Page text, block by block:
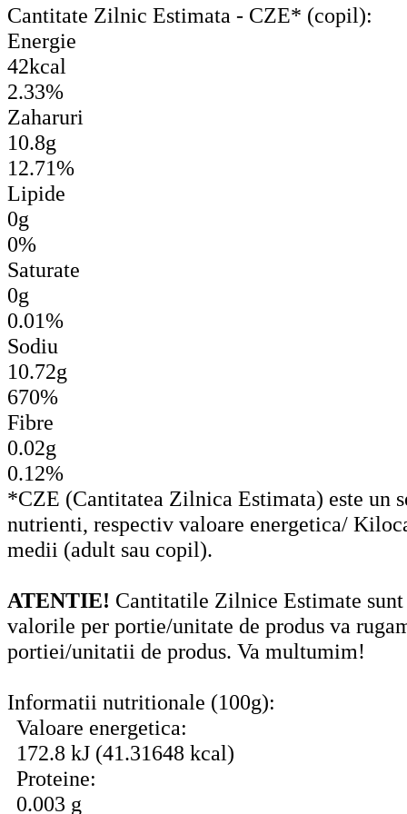
Cantitate Zilnic Estimata - CZE* (copil):
Energie
42kcal
2.33%
Zaharuri
10.8g
12.71%
Lipide
0g
0%
Saturate
0g
0.01%
Sodiu
10.72g
670%
Fibre
0.02g
0.12%
*CZE (Cantitatea Zilnica Estimata) este
nutrienti, respectiv valoare energetica/
medii (adult sau copil).
ATENTIE! Cantitatile Zilnice Estimate
valorile per portie/unitate de produs va
portiei/unitatii de produs. Va multumim!
Informatii nutritionale (100g):
Valoare energetica:
172.8 kJ (41.31648 kcal)
Proteine:
0.003 g